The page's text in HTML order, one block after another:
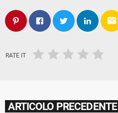
email
RATE IT
ARTICOLO PRECEDENTE